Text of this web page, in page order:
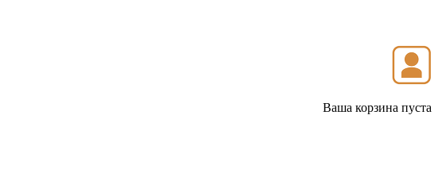
Ваша корзина пуста